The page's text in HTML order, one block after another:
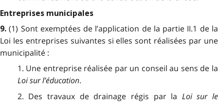
Entreprises municipales
9.(1) Sont exemptées de l’application de la partie II.1 de la
Loi les entreprises suivantes si elles sont réalisées par une
municipalité :
1. Une entreprise réalisée par un conseil au sens de la
Loi sur l’éducation.
2. Des travaux de drainage régis par la Loi sur le